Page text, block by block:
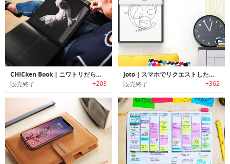
CHICken Book｜ニワトリだらけの高級アートフォトブック「チキンブック」
販売終了 +203
Joto｜スマホでリクエストしたものをペンで描画するスケッチディスプレイ「ジョト」
販売終了 +362